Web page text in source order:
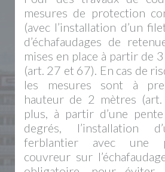
mesures de protection
(avec l’installation d’un
d’échafaudages de
mises en place à partir de
(art. 27 et 67). En cas de
les mesures sont à
hauteur de 2 mètres
plus, à partir d’une
degrés, l’installation
ferblantier avec une
couvreur sur